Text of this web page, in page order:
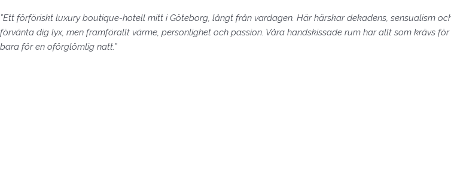
”Ett förföriskt luxury boutique-hotell mitt i Göteborg, långt från vardagen. Här härskar dekadens, sensualism
förvänta dig lyx, men framförallt värme, personlighet och passion. Våra handskissade rum har allt som krävs
bara för en oförglömlig natt.”